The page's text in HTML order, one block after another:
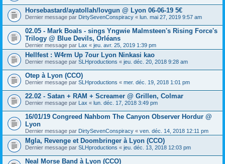
Horsebastard/ayatollah/lovgun @ Lyon 06-06-19 5€
Dernier message par DirtySevenConspiracy « lun. mai 27, 2019 9:57 am
02.05 - Mark Boals - sings Yngwie Malmsteen's Rising Force's
Trilogy @ Blue Devils, Orléans
Dernier message par Lax « jeu. avr. 25, 2019 1:39 pm
Hellfest : W4rm Up 7our Lyon Ninkasi kao
Dernier message par SLHproductions « jeu. déc. 20, 2018 9:28 am
Otep à Lyon (CCO)
Dernier message par SLHproductions « mer. déc. 19, 2018 1:01 pm
22.02 - Satan + RAM + Screamer @ Grillen, Colmar
Dernier message par Lax « lun. déc. 17, 2018 3:49 pm
16/01/19 Congreed Nahbom The Canyon Observer Hordur @
Lyon
Dernier message par DirtySevenConspiracy « ven. déc. 14, 2018 12:11 pm
Mgla, Revenge et Doombringer à Lyon (CCO)
Dernier message par SLHproductions « jeu. déc. 13, 2018 12:03 pm
Neal Morse Band à Lyon (CCO)